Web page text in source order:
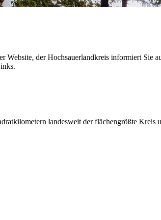
Website, der Hochsauerlandkreis informiert
landesweit der flächengrößte